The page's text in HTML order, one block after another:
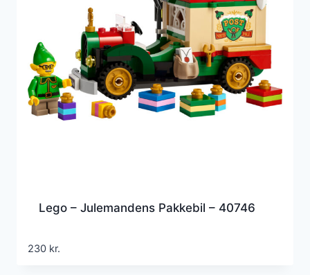
Lego – Julemandens Pakkebil – 40746
230 kr.